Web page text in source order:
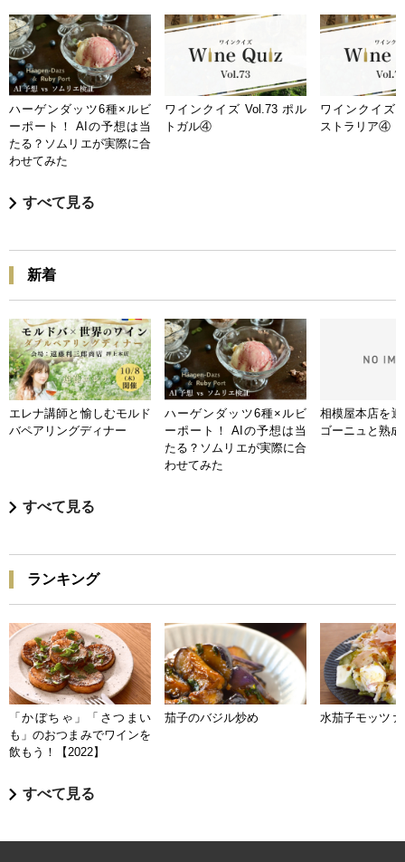
ハーゲンダッツ6種×ルビ
ーポート！ AIの予想は当
たる？ソムリエが実際に合
わせてみた
ワインクイズ Vol.73 ポル
トガル④
ワインクイズ
ストラリア④
すべて見る
新着
エレナ講師と愉しむモルド
バペアリングディナー
ハーゲンダッツ6種×ルビ
ーポート！ AIの予想は当
たる？ソムリエが実際に合
わせてみた
相模屋本店を
ゴーニュと熟
すべて見る
ランキング
「かぼちゃ」「さつまい
も」のおつまみでワインを
飲もう！【2022】
茄子のバジル炒め 水茄子モッツァ
すべて見る